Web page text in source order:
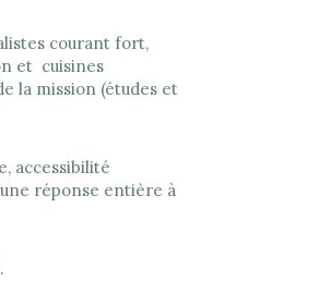
courant fort,
et cuisines
la mission (études et
accessibilité
réponse entière à